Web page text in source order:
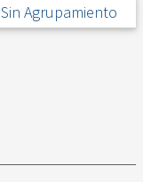
Sin Agrupamiento